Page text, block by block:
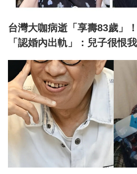
台灣大咖病逝「享壽83歲」
「認婚內出軌」：兒子很恨